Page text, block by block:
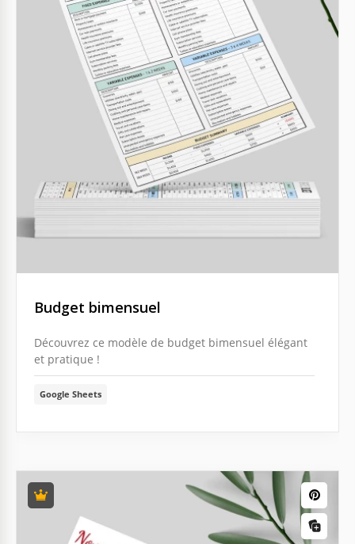
Budget bimensuel
Découvrez ce modèle de budget bimensuel élégant
et pratique !
Google Sheets